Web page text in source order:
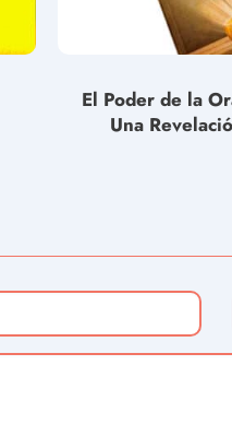
El Poder de la
Una